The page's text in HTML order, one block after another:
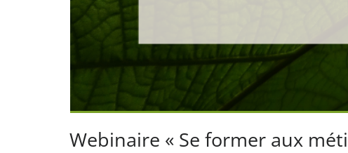
Webinaire « Se former aux